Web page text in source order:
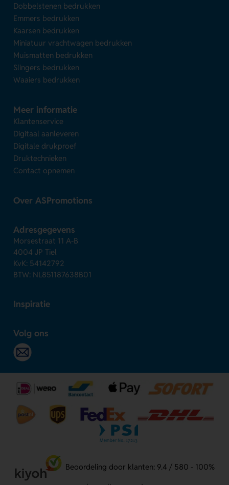
Dobbelstenen bedrukken
Emmers bedrukken
Kaarsen bedrukken
Miniatuur vrachtwagen bedrukken
Muismatten bedrukken
Slingers bedrukken
Waaiers bedrukken
Meer informatie
Klantenservice
Digitaal aanleveren
Digitale drukproef
Druktechnieken
Contact opnemen
Over ASPromotions
Adresgegevens
Morsestraat 11 A-B
4004 JP Tiel
KvK: 54142792
BTW: NL851187638B01
Inspiratie
Volg ons
Beoordeling door klanten: 9.4 / 580 - 100%